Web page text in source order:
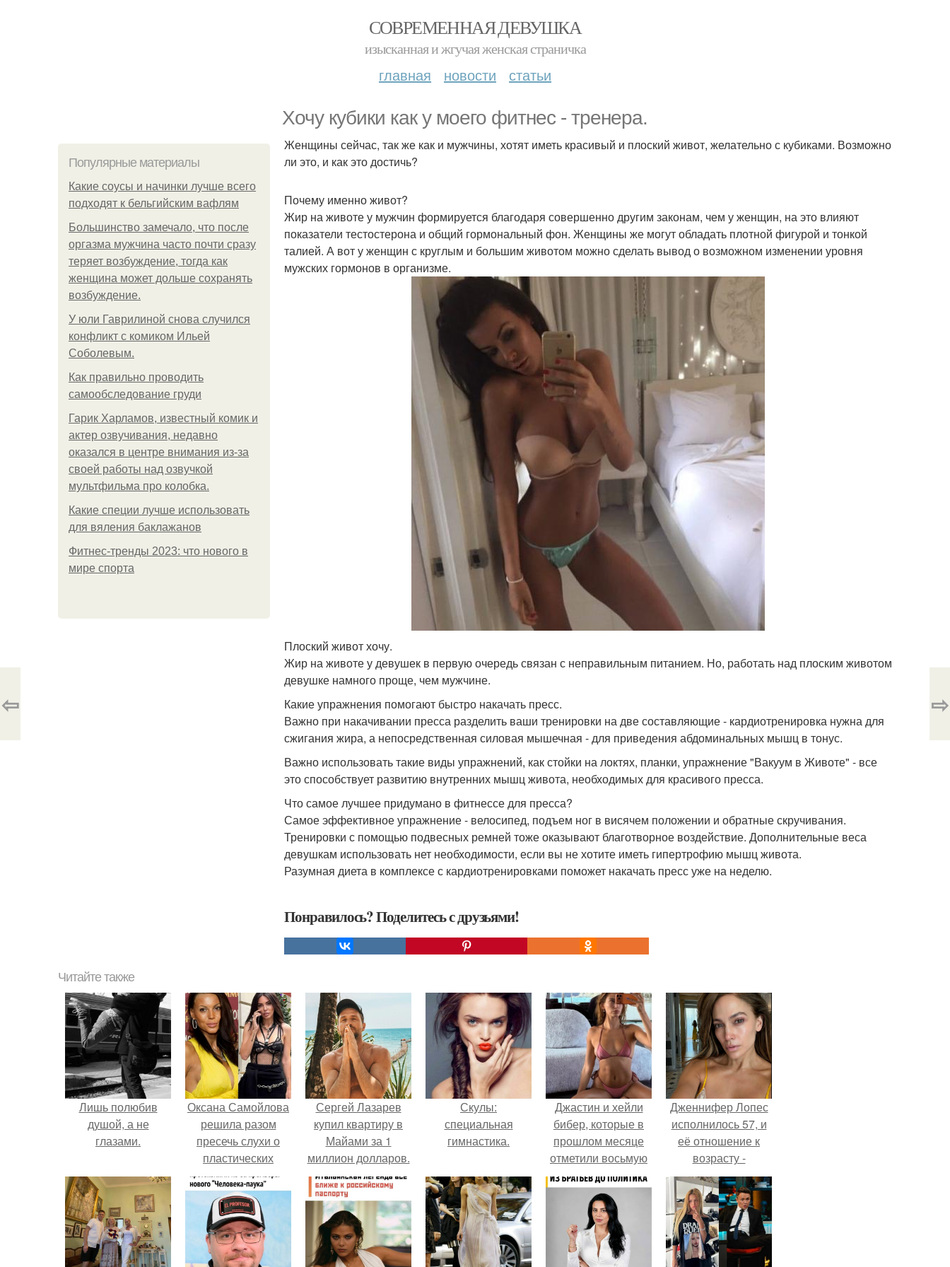
СОВРЕМЕННАЯ ДЕВУШКА
изысканная и жгучая женская страничка
главная новости статьи
Хочу кубики как у моего фитнес - тренера.
Популярные материалы
Какие соусы и начинки лучше всего
подходят к бельгийским вафлям
Большинство замечало, что после
оргазма мужчина часто почти сразу
теряет возбуждение, тогда как
женщина может дольше сохранять
возбуждение.
У юли Гаврилиной снова случился
конфликт с комиком Ильей
Соболевым.
Как правильно проводить
самообследование груди
Гарик Харламов, известный комик и
актер озвучивания, недавно
оказался в центре внимания из-за
своей работы над озвучкой
мультфильма про колобка.
Какие специи лучше использовать
для вяления баклажанов
Фитнес-тренды 2023: что нового в
мире спорта
Женщины сейчас, так же как и мужчины, хотят иметь красивый и плоский живот, желательно с кубиками. Возможно
ли это, и как это достичь?
Почему именно живот?
Жир на животе у мужчин формируется благодаря совершенно другим законам, чем у женщин, на это влияют
показатели тестостерона и общий гормональный фон. Женщины же могут обладать плотной фигурой и тонкой
талией. А вот у женщин с круглым и большим животом можно сделать вывод о возможном изменении уровня
мужских гормонов в организме.
Плоский живот хочу.
Жир на животе у девушек в первую очередь связан с неправильным питанием. Но, работать над плоским животом
девушке намного проще, чем мужчине.
Какие упражнения помогают быстро накачать пресс.
Важно при накачивании пресса разделить ваши тренировки на две составляющие - кардиотренировка нужна для
сжигания жира, а непосредственная силовая мышечная - для приведения абдоминальных мышц в тонус.
Важно использовать такие виды упражнений, как стойки на локтях, планки, упражнение "Вакуум в Животе" - все
это способствует развитию внутренних мышц живота, необходимых для красивого пресса.
Что самое лучшее придумано в фитнессе для пресса?
Самое эффективное упражнение - велосипед, подъем ног в висячем положении и обратные скручивания.
Тренировки с помощью подвесных ремней тоже оказывают благотворное воздействие. Дополнительные веса
девушкам использовать нет необходимости, если вы не хотите иметь гипертрофию мышц живота.
Разумная диета в комплексе с кардиотренировками поможет накачать пресс уже на неделю.
Понравилось? Поделитесь с друзьями!
⇦ ⇨
Читайте также
Лишь полюбив
душой, а не
глазами.
Оксана Самойлова
решила разом
пресечь слухи о
пластических
операциях и
публично
прояснила
ситуацию.
Сергей Лазарев
купил квартиру в
Майами за 1
миллион долларов.
Скулы:
специальная
гимнастика.
Джастин и хейли
бибер, которые в
прошлом месяце
отметили восьмую
годовщину
помолвки, показали
новые фото с
совместного
отдыха.
Дженнифер Лопес
исполнилось 57, и
её отношение к
возрасту -
настоящий
манифест
уверенности: "не
говорите, что я
отлично выгляжу
для 57.